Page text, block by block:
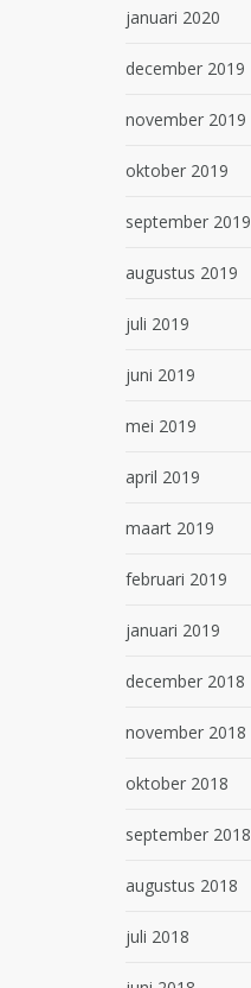
januari 2020
december 2019
november 2019
oktober 2019
september 2019
augustus 2019
juli 2019
juni 2019
mei 2019
april 2019
maart 2019
februari 2019
januari 2019
december 2018
november 2018
oktober 2018
september 2018
augustus 2018
juli 2018